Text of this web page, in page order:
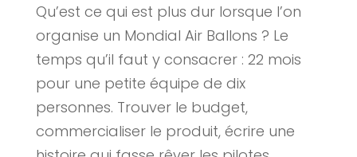
Qu’est ce qui est plus dur lorsque l’on
organise un Mondial Air Ballons ? Le
temps qu’il faut y consacrer : 22 mois
pour une petite équipe de dix
personnes. Trouver le budget,
commercialiser le produit, écrire une